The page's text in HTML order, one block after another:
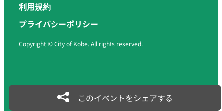
このイベントをシェアする
利用規約
プライバシーポリシー
Copyright © City of Kobe. All rights reserved.